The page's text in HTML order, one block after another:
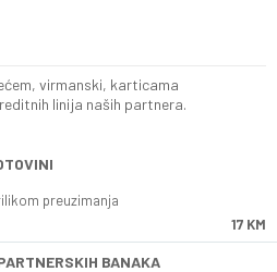
virmanski, karticama
linija naših partnera.
preuzimanja
17 KM
BANAKA